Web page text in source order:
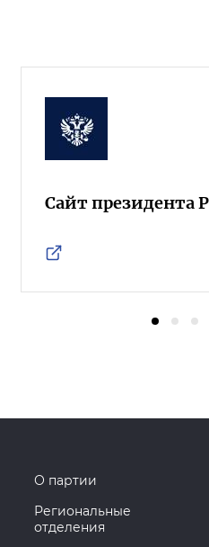
Сайт президента
О партии
Региональные
отделения